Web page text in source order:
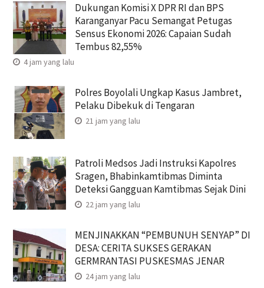
Dukungan Komisi X DPR RI dan BPS
Karanganyar Pacu Semangat Petugas
Sensus Ekonomi 2026: Capaian Sudah
Tembus 82,55%
4 jam yang lalu
Polres Boyolali Ungkap Kasus Jambret,
Pelaku Dibekuk di Tengaran
21 jam yang lalu
Patroli Medsos Jadi Instruksi Kapolres
Sragen, Bhabinkamtibmas Diminta
Deteksi Gangguan Kamtibmas Sejak Dini
22 jam yang lalu
MENJINAKKAN “PEMBUNUH SENYAP” DI
DESA: CERITA SUKSES GERAKAN
GERMRANTASI PUSKESMAS JENAR
24 jam yang lalu